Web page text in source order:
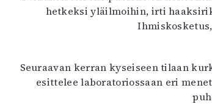
hetkeksi yläilmoihin, irti
Seuraavan kerran kyseiseen tilaan
esittelee laboratoriossaan eri